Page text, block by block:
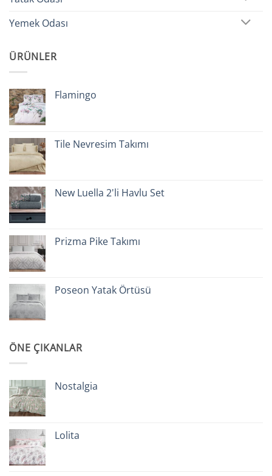
Yemek Odası
ÜRÜNLER
Flamingo
Tile Nevresim Takımı
New Luella 2'li Havlu Set
Prizma Pike Takımı
Poseon Yatak Örtüsü
ÖNE ÇIKANLAR
Nostalgia
Lolita